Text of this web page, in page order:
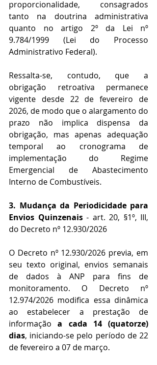
proporcionalidade, consagrados
tanto na doutrina administrativa
quanto no artigo 2º da Lei nº
9.784/1999 (Lei do Processo
Administrativo Federal).
Ressalta-se, contudo, que a
obrigação retroativa permanece
vigente desde 22 de fevereiro de
2026, de modo que o alargamento do
prazo não implica dispensa da
obrigação, mas apenas adequação
temporal ao cronograma de
implementação do Regime
Emergencial de Abastecimento
Interno de Combustíveis.
3. Mudança da Periodicidade para
Envios Quinzenais - art. 20, §1º, III,
do Decreto nº 12.930/2026
O Decreto nº 12.930/2026 previa, em
seu texto original, envios semanais
de dados à ANP para fins de
monitoramento. O Decreto nº
12.974/2026 modifica essa dinâmica
ao estabelecer a prestação de
informação a cada 14 (quatorze)
dias, iniciando-se pelo período de 22
de fevereiro a 07 de março.